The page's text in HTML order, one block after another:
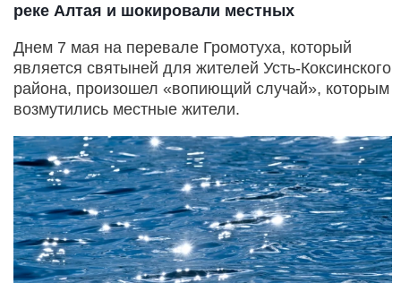
реке Алтая и шокировали местных
Днем 7 мая на перевале Громотуха, который
является святыней для жителей Усть-Коксинского
района, произошел «вопиющий случай», которым
возмутились местные жители.